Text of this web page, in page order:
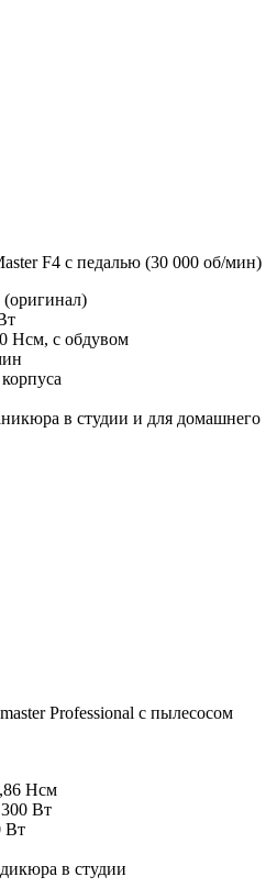
F4 с педалью (30 000 об/мин)
Нсм, с обдувом
в студии и для домашнего
Professional с пылесосом
Нсм
Вт
Вт
в студии